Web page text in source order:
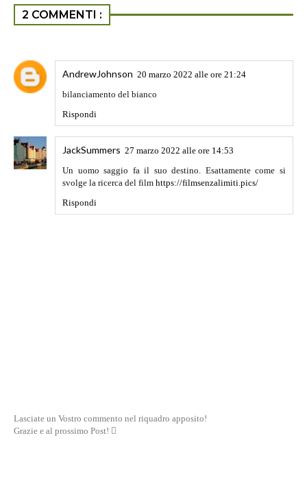
2 COMMENTI :
AndrewJohnson 20 marzo 2022 alle ore 21:24
bilanciamento del bianco
Rispondi
JackSummers 27 marzo 2022 alle ore 14:53
Un uomo saggio fa il suo destino. Esattamente come si
svolge la ricerca del film https://filmsenzalimiti.pics/
Rispondi
Lasciate un Vostro commento nel riquadro apposito!
Grazie e al prossimo Post! 